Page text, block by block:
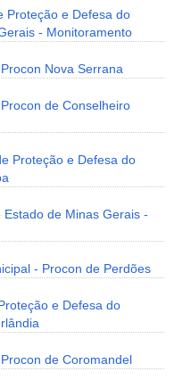
Proteção e Defesa do
- Monitoramento
Nova Serrana
de Conselheiro
Proteção e Defesa do
de Minas Gerais -
- Procon de Perdões
e Defesa do
de Coromandel